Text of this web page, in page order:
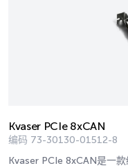
Kvaser PCIe 8xCAN
编码 73-30130-01512-8
Kvaser PCIe 8xCAN是一